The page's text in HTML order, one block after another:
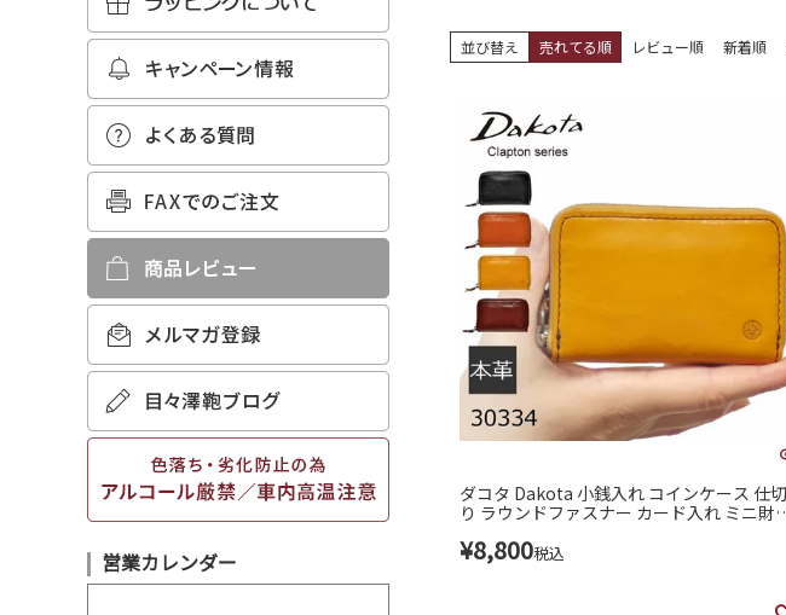
営業カレンダー
並び替え 売れてる順 レビュー順 新着順
ダコタ Dakota 小銭入れ コインケース 仕切
り ラウンドファスナー カード入れ ミニ財
レディース ブランド 30334
¥8,800税込